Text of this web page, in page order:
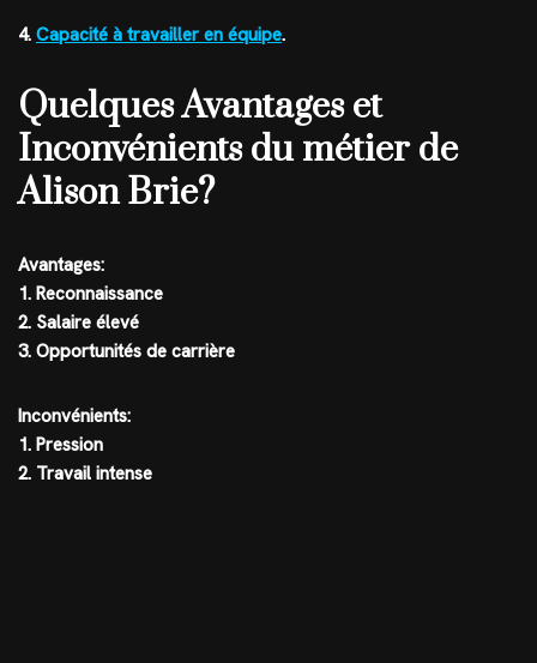
4. Capacité à travailler en équipe.
Quelques Avantages et
Inconvénients du métier de
Alison Brie?
Avantages:
1. Reconnaissance
2. Salaire élevé
3. Opportunités de carrière
Inconvénients:
1. Pression
2. Travail intense